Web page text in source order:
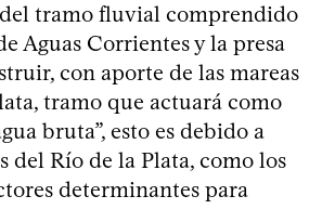
tramo fluvial comprendido
Aguas Corrientes y la presa
con aporte de las mareas
tramo que actuará como
bruta”, esto es debido a
del Río de la Plata, como los
determinantes para